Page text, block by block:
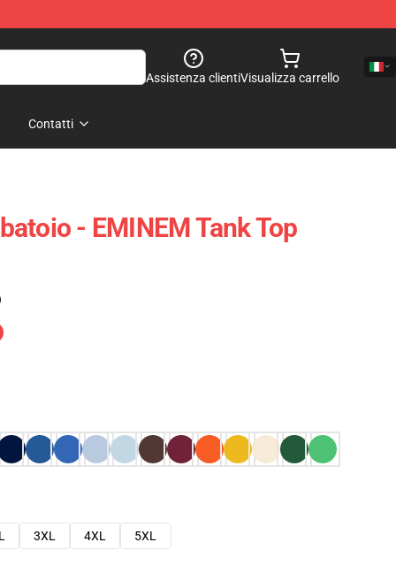
Assistenza clientiVisualizza carrello
Contatti
- EMINEM Tank Top
3XL 4XL 5XL